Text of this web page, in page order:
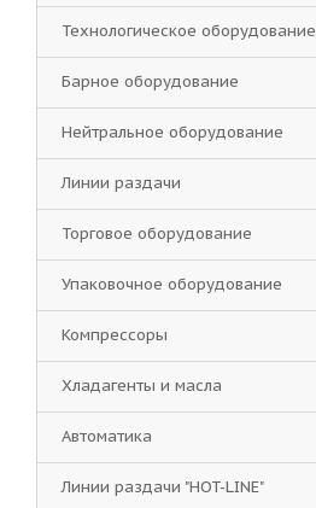
Технологическое оборудование
Барное оборудование
Нейтральное оборудование
Линии раздачи
Торговое оборудование
Упаковочное оборудование
Компрессоры
Хладагенты и масла
Автоматика
Линии раздачи "HOT-LINE"